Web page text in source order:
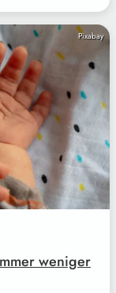
Pixabay
weniger